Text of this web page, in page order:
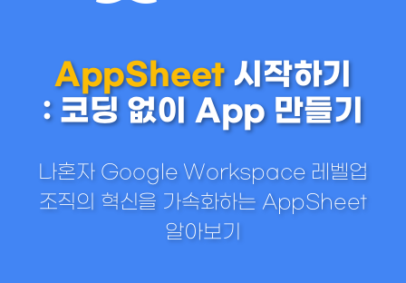
AppSheet시작하기
: 코딩 없이 App 만들기
나혼자 Google Workspace 레벨업
조직의 혁신을 가속화하는 AppSheet
알아보기